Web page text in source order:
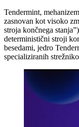
Tendermint,
zasnovan kot visoko
stroja končnega
deterministični stroji
besedami, jedro
specializiranih